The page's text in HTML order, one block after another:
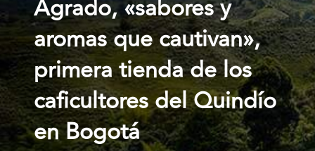
Agrado, «sabores y
aromas que cautivan»,
primera tienda de los
caficultores del Quindío
en Bogotá